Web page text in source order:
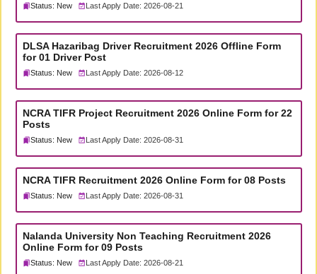
Status: New Last Apply Date: 2026-08-21
DLSA Hazaribag Driver Recruitment 2026 Offline Form
for 01 Driver Post
Status: New Last Apply Date: 2026-08-12
NCRA TIFR Project Recruitment 2026 Online Form for 22
Posts
Status: New Last Apply Date: 2026-08-31
NCRA TIFR Recruitment 2026 Online Form for 08 Posts
Status: New Last Apply Date: 2026-08-31
Nalanda University Non Teaching Recruitment 2026
Online Form for 09 Posts
Status: New Last Apply Date: 2026-08-21